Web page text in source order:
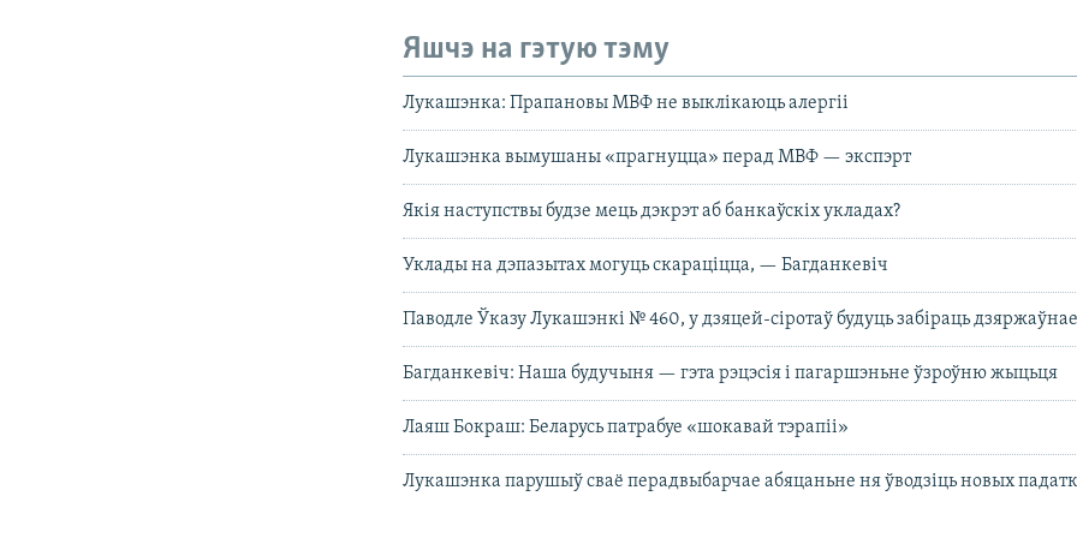
Яшчэ на гэтую тэму
Лукашэнка: Прапановы МВФ не выклікаюць алергіі
Лукашэнка вымушаны «прагнуцца» перад МВФ — экспэрт
Якія наступствы будзе мець дэкрэт аб банкаўскіх укладах?
Уклады на дэпазытах могуць скараціцца, — Багданкевіч
Паводле Ўказу Лукашэнкі № 460, у дзяцей-сіротаў будуць забіраць
Багданкевіч: Наша будучыня — гэта рэцэсія і пагаршэньне ўзроўню жыцьця
Лаяш Бокраш: Беларусь патрабуе «шокавай тэрапіі»
Лукашэнка парушыў сваё перадвыбарчае абяцаньне ня ўводзіць новых